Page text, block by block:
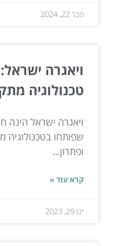
פבר 22, 2024
ויאגרה
טכנולוגיה
ויאגרה ישראל הינה
שפותחו בטכנולוגיה
ופתרון...
קרא עוד »
ינו 29, 2023